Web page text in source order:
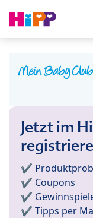
Jetzt im
✔️
✔️ Coupons
✔️
✔️ Tipps per